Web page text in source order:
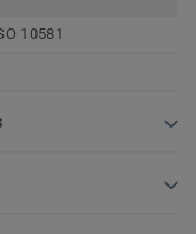
10581